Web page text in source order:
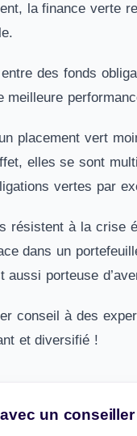
la finance verte
des fonds
meilleure
placement vert
elles se sont
vertes par
résistent à la crise
dans un
porteuse
conseil à des
et diversifié !
un